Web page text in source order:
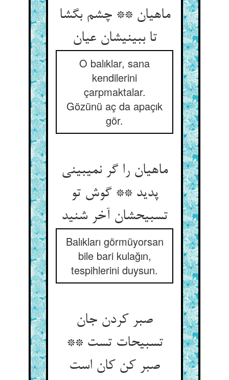
ماهیان ** چشم بگشا
تا ببینی‏شان عیان‏
O balıklar, sana
kendilerini
çarpmaktalar.
Gözünü aç da apaçık
gör.
ماهیان را گر نمی‏بینی
پدید ** گوش تو
تسبیحشان آخر شنید
Balıkları görmüyorsan
bile bari kulağın,
tespihlerini duysun.
صبر کردن جان
تسبیحات تست **
صبر کن کان است